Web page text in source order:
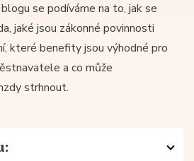
se podíváme na to, jak se
jaké jsou zákonné povinnosti
které benefity jsou výhodné pro
a co může
strhnout.